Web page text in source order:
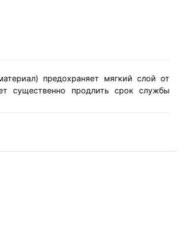
предохраняет мягкий слой от
существенно продлить срок службы